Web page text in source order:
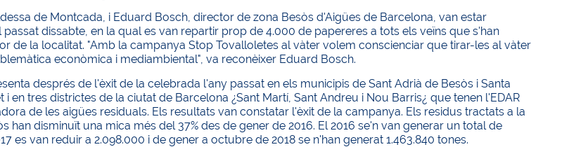
de Montcada, i Eduard Bosch, director de zona Besòs d'Aigües de Barcelona, van estar
dissabte, en la qual es van repartir prop de 4.000 de papereres a tots els veïns que s'han
de la localitat. "Amb la campanya Stop Tovalloletes al vàter volem conscienciar que tirar-les al vàter
econòmica i mediambiental", va reconèixer Eduard Bosch.
després de l'èxit de la celebrada l'any passat en els municipis de Sant Adrià de Besòs i Santa
i en tres districtes de la ciutat de Barcelona ¿Sant Martí, Sant Andreu i Nou Barris¿ que tenen l'EDAR
de les aigües residuals. Els resultats van constatar l'èxit de la campanya. Els residus tractats a la
han disminuït una mica més del 37% des de gener de 2016. El 2016 se'n van generar un total de
es van reduir a 2.098.000 i de gener a octubre de 2018 se n'han generat 1.463.840 tones.